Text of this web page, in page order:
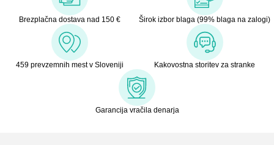
Brezplačna dostava nad 150 € Širok izbor blaga (99% blaga na zalogi)
459 prevzemnih mest v Sloveniji Kakovostna storitev za stranke
Garancija vračila denarja